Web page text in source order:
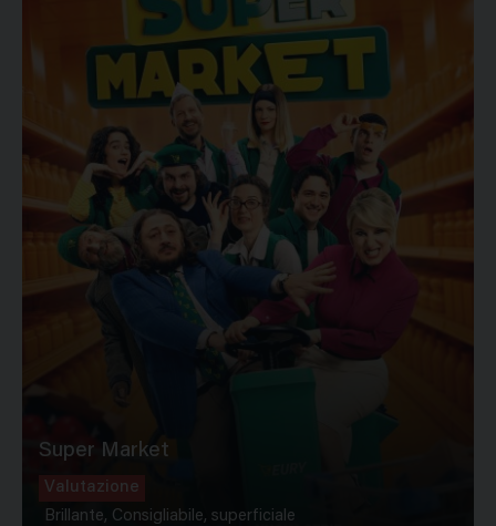
Super Market
Valutazione
Brillante, Consigliabile, superficiale